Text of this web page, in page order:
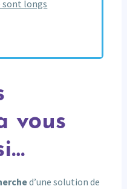
sont longs
vous
d’une solution de